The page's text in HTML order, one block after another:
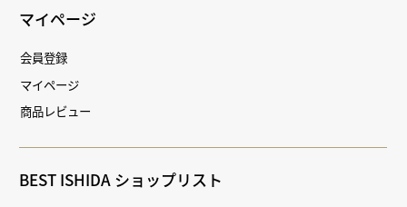
マイページ
会員登録
マイページ
商品レビュー
BEST ISHIDA ショップリスト